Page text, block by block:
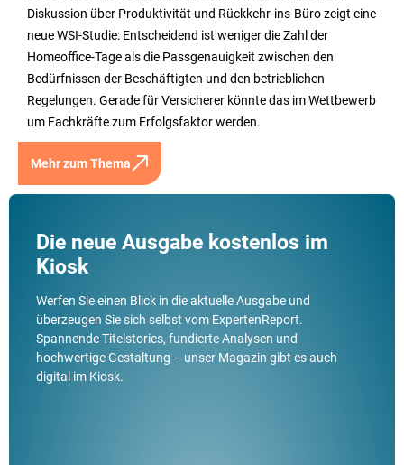
Diskussion über Produktivität und Rückkehr-ins-Büro zeigt eine
neue WSI-Studie: Entscheidend ist weniger die Zahl der
Homeoffice-Tage als die Passgenauigkeit zwischen den
Bedürfnissen der Beschäftigten und den betrieblichen
Regelungen. Gerade für Versicherer könnte das im Wettbewerb
um Fachkräfte zum Erfolgsfaktor werden.
Mehr zum Thema
Die neue Ausgabe kostenlos im
Kiosk
Werfen Sie einen Blick in die aktuelle Ausgabe und
überzeugen Sie sich selbst vom ExpertenReport.
Spannende Titelstories, fundierte Analysen und
hochwertige Gestaltung – unser Magazin gibt es auch
digital im Kiosk.